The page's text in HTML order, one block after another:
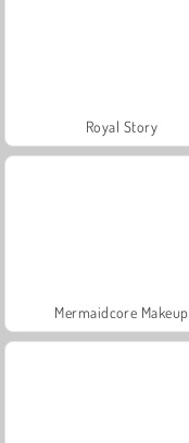
Royal Story
Mermaidcore Makeup